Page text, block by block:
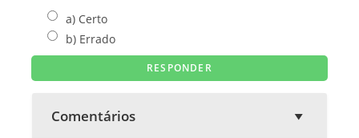
a) Certo
b) Errado
Comentários